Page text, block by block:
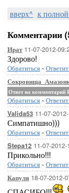
вверх^ к
Комментарии
Ират11-07-2012-
Здорово!
Обратиться -
Ответ на комментарий
Обратиться -
Valida53 11-07-
Симпатишно)))
Обратиться -
Stepa12 11-07-
Прикольно!!!
Обратиться -
Капуля 18-07-2012-